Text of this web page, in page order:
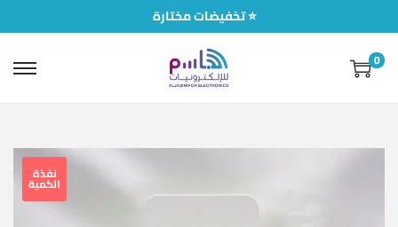
تخفيضات مختارة ⭐
0
نفذة
الكمية